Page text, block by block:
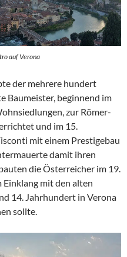
auf Verona
der mehrere hundert
Baumeister, beginnend im
zur Römer-
und im 15.
mit einem Prestigebau
damit ihren
die Österreicher im 19.
Einklang mit den alten
14. Jahrhundert in Verona
sollte.